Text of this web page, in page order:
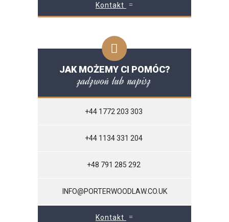
Kontakt
JAK MOŻEMY CI POMÓC?
zadzwoń lub napisz
+44 1772 203 303
+44 1134 331 204
+48 791 285 292
INFO@PORTERWOODLAW.CO.UK
Kontakt